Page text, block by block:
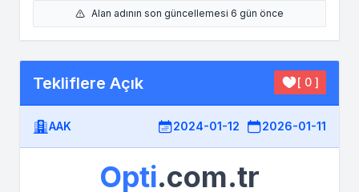
Alan adının son güncellemesi 6 gün önce
Tekliflere Açık [ 0 ]
AAK 2024-01-12 2026-01-11
Opti.com.tr